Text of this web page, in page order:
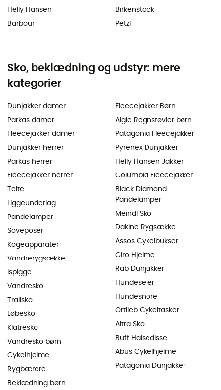
Helly Hansen
Barbour
Birkenstock
Petzl
Sko, beklædning og udstyr: mere
kategorier
Dunjakker damer
Parkas damer
Fleecejakker damer
Dunjakker herrer
Parkas herrer
Fleecejakker herrer
Telte
Liggeunderlag
Pandelamper
Soveposer
Kogeapparater
Vandrerygsække
Ispigge
Vandresko
Trailsko
Løbesko
Klatresko
Vandresko børn
Cykelhjelme
Rygbærere
Beklædning børn
Fleecejakker Børn
Aigle Regnstøvler børn
Patagonia Fleecejakker
Pyrenex Dunjakker
Helly Hansen Jakker
Columbia Fleecejakker
Black Diamond
Pandelamper
Meindl Sko
Dakine Rygsække
Assos Cykelbukser
Giro Hjelme
Rab Dunjakker
Hundeseler
Hundesnore
Ortlieb Cykeltasker
Altra Sko
Buff Halsedisse
Abus Cykelhjelme
Patagonia Dunjakker